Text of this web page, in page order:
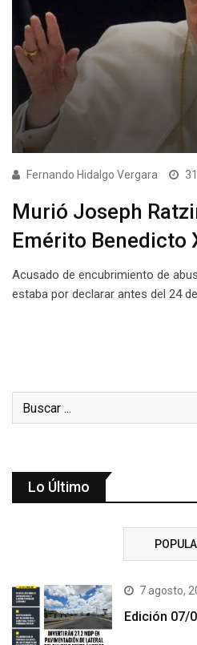
Fernando Hidalgo Vergara
Murió Joseph
Emérito Benedicto
Acusado de encubrimiento de
estaba por declarar antes del 24
Lo Último
7 agosto,
Edición 07/